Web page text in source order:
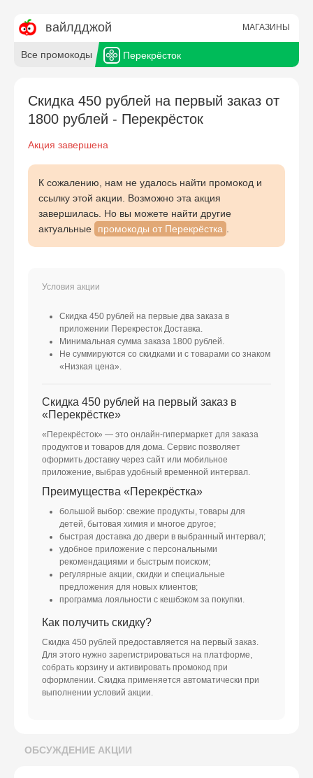
Все промокоды Перекрёсток
Скидка 450 рублей на первый заказ от
1800 рублей - Перекрёсток
Акция завершена
К сожалению, нам не удалось найти промокод и
ссылку этой акции. Возможно эта акция
завершилась. Но вы можете найти другие
актуальные
промокоды от Перекрёстка
Скидка 450 рублей на первые два заказа в
приложении Перекресток Доставка.
Минимальная сумма заказа 1800 рублей.
Не суммируются со скидками и с товарами со знаком
«Низкая цена».
Скидка 450 рублей на первый заказ в
«Перекрёстке»
«Перекрёсток» — это онлайн-гипермаркет для заказа
продуктов и товаров для дома. Сервис позволяет
оформить доставку через сайт или мобильное
приложение, выбрав удобный временной интервал.
Преимущества «Перекрёстка»
большой выбор: свежие продукты, товары для
детей, бытовая химия и многое другое;
быстрая доставка до двери в выбранный интервал;
удобное приложение с персональными
рекомендациями и быстрым поиском;
регулярные акции, скидки и специальные
предложения для новых клиентов;
программа лояльности с кешбэком за покупки.
Как получить скидку?
Скидка 450 рублей предоставляется на первый заказ.
Для этого нужно зарегистрироваться на платформе,
собрать корзину и активировать промокод при
оформлении. Скидка применяется автоматически при
выполнении условий акции.
ОБСУЖДЕНИЕ АКЦИИ